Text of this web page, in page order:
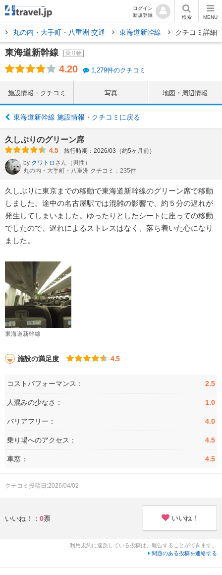
ログイン
新規登録
検索 MENU
丸の内・大手町・八重洲 交通 東海道新幹線 クチコミ詳細
東海道新幹線 乗り物
4.20 1,279件のクチコミ
施設情報・クチコミ 写真 地図・周辺情報
東海道新幹線 施設情報・クチコミに戻る
久しぶりのグリーン席
4.5
旅行時期：2026/03（約5ヶ月前）
by クワトロ さん （男性）
丸の内・大手町・八重洲 クチコミ：235件
久しぶりに東京までの移動で東海道新幹線のグリーン席で移動
しました。途中の名古屋駅では混雑の影響で、約５分の遅れが
発生してしまいました。ゆったりとしたシートに座っての移動
でしたので、遅れによるストレスはなく、落ち着いた心になり
ました。
東海道新幹線
施設の満足度 4.5
コストパフォーマンス： 2.5
人混みの少なさ： 1.0
バリアフリー： 4.0
乗り場へのアクセス： 4.5
車窓： 4.5
クチコミ投稿日:2026/04/02
いいね！： 0票 いいね！
利用規約に違反している投稿は、報告することができます。
問題のある投稿を連絡する